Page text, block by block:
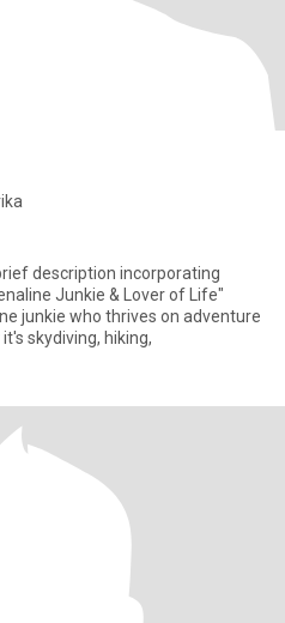
description incorporating
junkie who thrives on adventure
skydiving, hiking,